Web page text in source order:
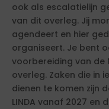
ook als escalatielijn
van dit overleg. Jij
agendeert en hier
organiseert. Je bent
voorbereiding van de
overleg. Zaken die in
dienen te komen zijn
LINDA vanaf 2027 en